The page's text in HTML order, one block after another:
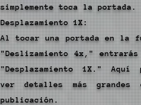
simplemente toca la portada.
Desplazamiento 1X:
Al tocar una portada en la
"Deslizamiento 4x,"
"Desplazamiento 1X." Aquí
ver detalles más
publicación.